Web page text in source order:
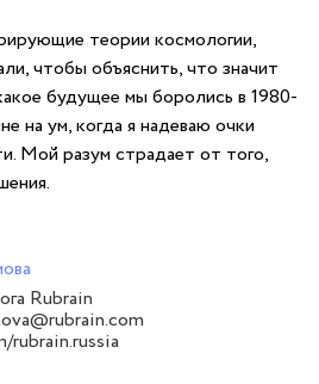
теории космологии,
чтобы объяснить, что значит
будущее мы боролись в 1980-
на ум, когда я надеваю очки
Мой разум страдает от того,
Rubrain
rubrain.russia